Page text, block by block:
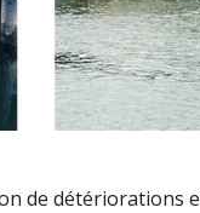
de détériorations